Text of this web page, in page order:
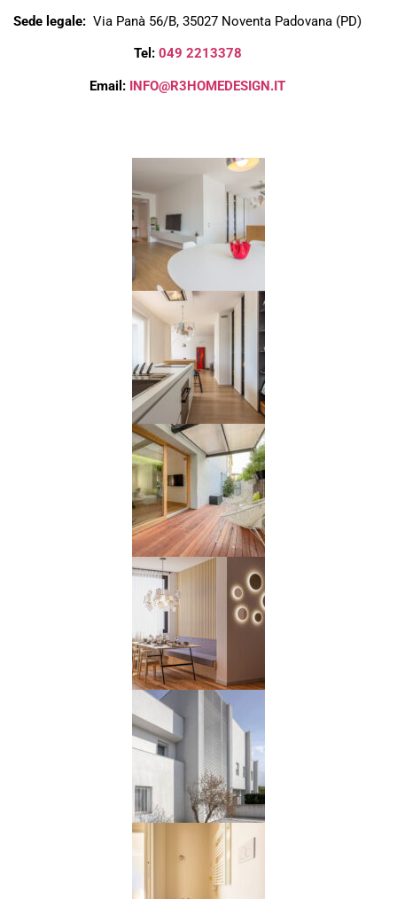
Sede legale:Via Panà 56/B, 35027 Noventa Padovana (PD)
Tel: 049 2213378
Email: INFO@R3HOMEDESIGN.IT